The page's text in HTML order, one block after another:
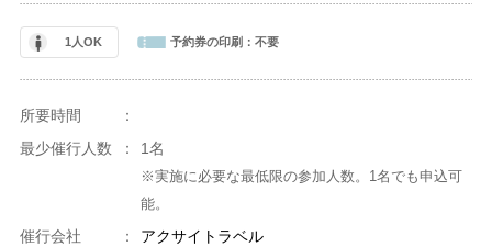
1人OK 予約券の印刷： 不要
所要時間
：
最少催行人数
： 1名
※実施に必要な最低限の参加人数。1名でも申込可
能。
催行会社 ： アクサイトラベル